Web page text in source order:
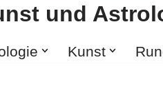
und
Kunst